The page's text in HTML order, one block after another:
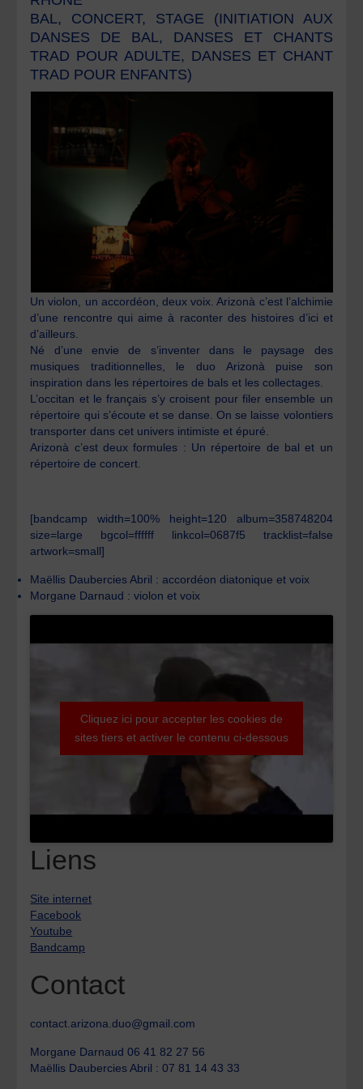
BAL, CONCERT, STAGE (INITIATION AUX
DANSES DE BAL, DANSES ET CHANTS
TRAD POUR ADULTE, DANSES ET CHANT
TRAD POUR ENFANTS)
Un violon, un accordéon, deux voix. Arizonà c’est l’alchimie
d’une rencontre qui aime à raconter des histoires d’ici et
d’ailleurs.
Né d’une envie de s’inventer dans le paysage des
musiques traditionnelles, le duo Arizonà puise son
inspiration dans les répertoires de bals et les collectages.
L’occitan et le français s’y croisent pour filer ensemble un
répertoire qui s’écoute et se danse. On se laisse volontiers
transporter dans cet univers intimiste et épuré.
Arizonà c’est deux formules : Un répertoire de bal et un
répertoire de concert.
[bandcamp width=100% height=120 album=358748204
size=large bgcol=ffffff linkcol=0687f5 tracklist=false
artwork=small]
Maëllis Daubercies Abril : accordéon diatonique et voix
Morgane Darnaud : violon et voix
Cliquez ici pour accepter les cookies de
sites tiers et activer le contenu ci-dessous
Liens
Site internet
Facebook
Youtube
Bandcamp
Contact
contact.arizona.duo@gmail.com
Morgane Darnaud 06 41 82 27 56
Maëllis Daubercies Abril : 07 81 14 43 33